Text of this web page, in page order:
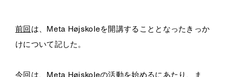
前回は、 Meta Højskoleを開講することとなったきっか
けについて記した。
今回は、 Meta Højskoleの活動を始めるにあたり、ま